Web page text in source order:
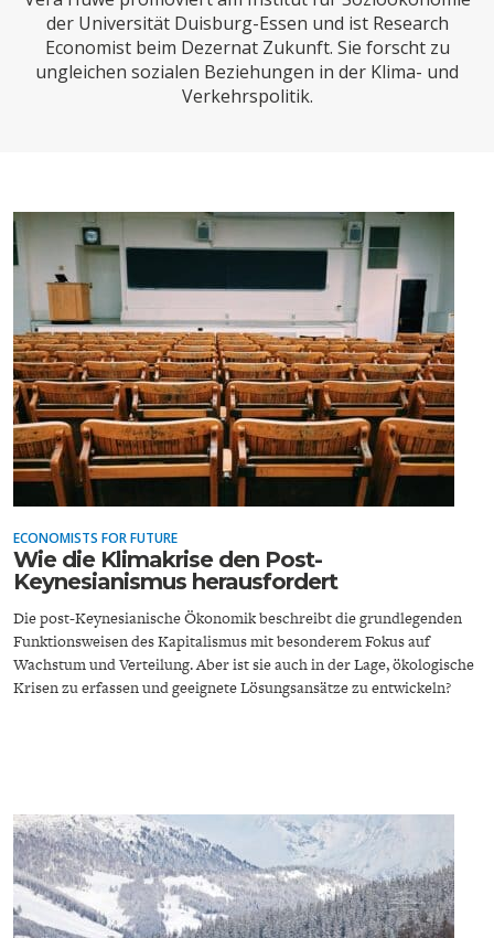
SUCHE
ABO/LOGIN
ECONOMISTS FOR FUTURE
INDUSTRIEPOLITIK
DEUTSCHLAND
ENERGIE & UMWELT
der Universität Duisburg-Essen und ist Research
Economist beim Dezernat Zukunft. Sie forscht zu
ungleichen sozialen Beziehungen in der Klima- und
Verkehrspolitik.
ECONOMISTS FOR FUTURE
Wie die Klimakrise den Post-
Keynesianismus herausfordert
Die post-Keynesianische Ökonomik beschreibt die grundlegenden
Funktionsweisen des Kapitalismus mit besonderem Fokus auf
Wachstum und Verteilung. Aber ist sie auch in der Lage, ökologische
Krisen zu erfassen und geeignete Lösungsansätze zu entwickeln?